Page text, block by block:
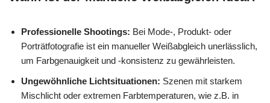
Professionelle Shootings: Bei Mode-, Produkt- oder
Porträtfotografie ist ein manueller Weißabgleich unerlässlich,
um Farbgenauigkeit und -konsistenz zu gewährleisten.
Ungewöhnliche Lichtsituationen: Szenen mit starkem
Mischlicht oder extremen Farbtemperaturen, wie z.B. in